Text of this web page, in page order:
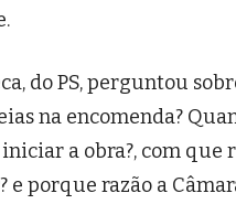
do PS, perguntou
na encomenda?
a obra?, com que
e porque razão a